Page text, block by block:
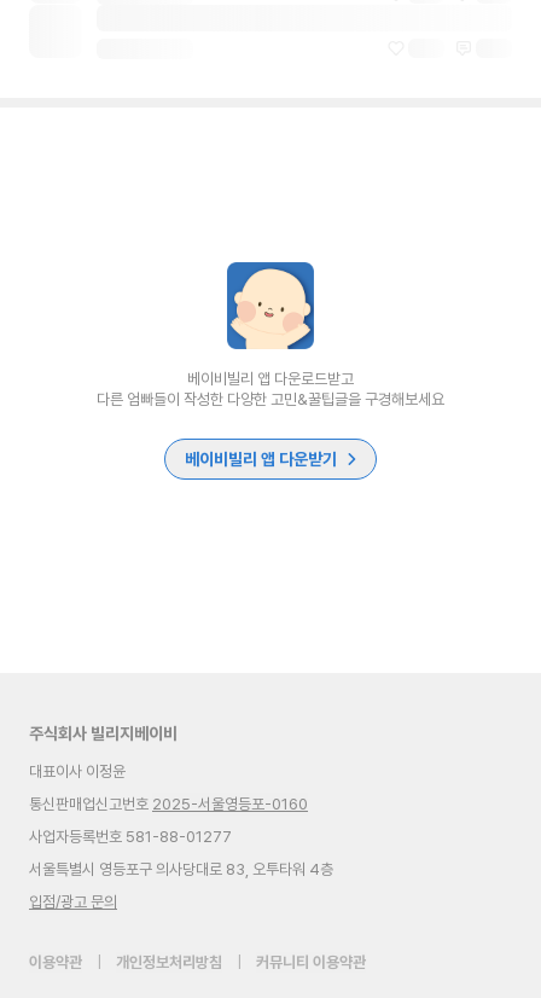
베이비빌리 앱 다운로드받고
다른 엄빠들이 작성한 다양한 고민&꿀팁글을 구경해보세요
베이비빌리 앱 다운받기
주식회사 빌리지베이비
대표이사 이정윤
통신판매업신고번호 2025-서울영등포-0160
사업자등록번호 581-88-01277
서울특별시 영등포구 의사당대로 83, 오투타워 4층
입점/광고 문의
이용약관 개인정보처리방침 커뮤니티 이용약관